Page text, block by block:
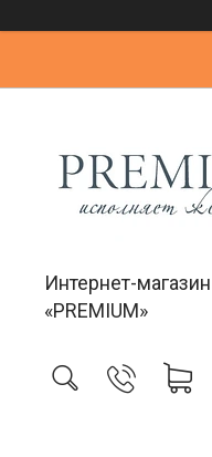
Интернет-магазин
«PREMIUM»